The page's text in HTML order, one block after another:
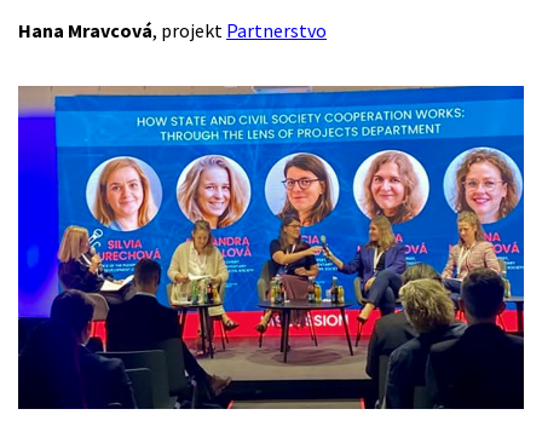
Hana Mravcová, projekt Partnerstvo